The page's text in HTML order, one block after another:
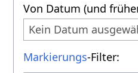
Von Datum (und
Kein Datum
Markierungs-Filter: